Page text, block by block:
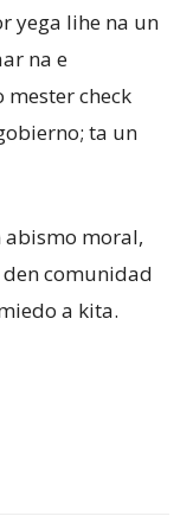
yega lihe na un
na e
check
ta un
abismo moral,
comunidad
a kita.